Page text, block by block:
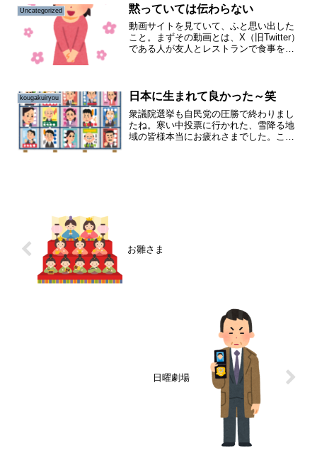
移転で遠くなったもう一つ...
Uncategorized 黙っていては伝わらない
動画サイトを見ていて、ふと思い出した
こと。まずその動画とは、X（旧Twitter）
である人が友人とレストランで食事をし
いの？そんなこ...
kougakuiryou 日本に生まれて良かった～笑
衆議院選挙も自民党の圧勝で終わりまし
たね。寒い中投票に行かれた、雪降る地
域の皆様本当にお疲れさまでした。こち
お雛さま
日曜劇場